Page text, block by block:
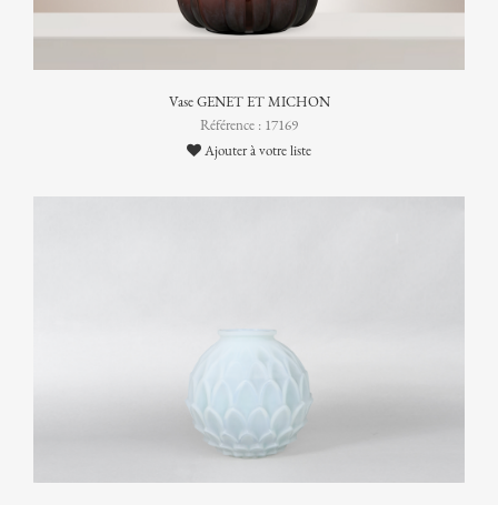
Vase GENET ET MICHON
Référence : 17169
Ajouter à votre liste